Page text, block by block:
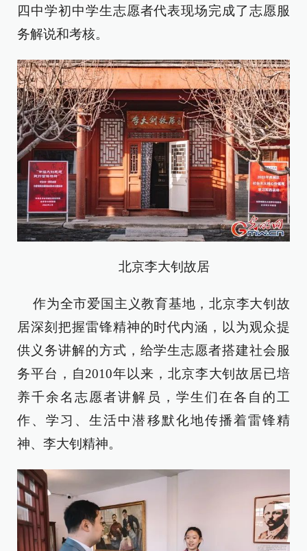
四中学初中学生志愿者代表现场完成了志愿服
务解说和考核。
北京李大钊故居
作为全市爱国主义教育基地，北京李大钊故
居深刻把握雷锋精神的时代内涵，以为观众提
供义务讲解的方式，给学生志愿者搭建社会服
务平台，自2010年以来，北京李大钊故居已培
养千余名志愿者讲解员，学生们在各自的工
作、学习、生活中潜移默化地传播着雷锋精
神、李大钊精神。